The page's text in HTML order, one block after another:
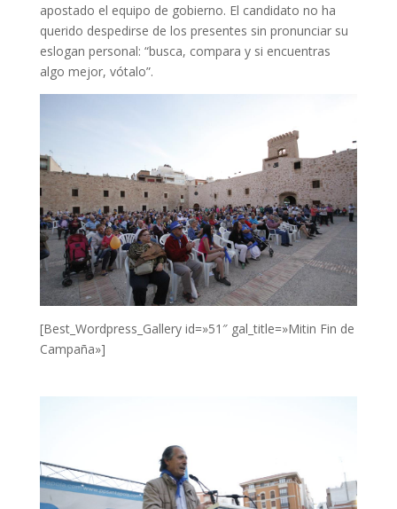
apostado el equipo de gobierno. El candidato no ha
querido despedirse de los presentes sin pronunciar su
eslogan personal: “busca, compara y si encuentras
algo mejor, vótalo”.
[Best_Wordpress_Gallery id=»51″ gal_title=»Mitin Fin de
Campaña»]